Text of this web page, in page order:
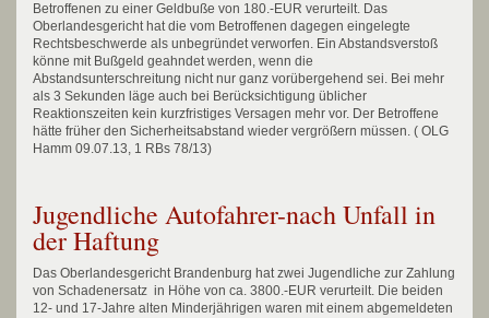
Betroffenen zu einer Geldbuße von 180.-EUR verurteilt. Das
Oberlandesgericht hat die vom Betroffenen dagegen eingelegte
Rechtsbeschwerde als unbegründet verworfen. Ein Abstandsverstoß
könne mit Bußgeld geahndet werden, wenn die
Abstandsunterschreitung nicht nur ganz vorübergehend sei. Bei mehr
als 3 Sekunden läge auch bei Berücksichtigung üblicher
Reaktionszeiten kein kurzfristiges Versagen mehr vor. Der Betroffene
hätte früher den Sicherheitsabstand wieder vergrößern müssen. ( OLG
Hamm 09.07.13, 1 RBs 78/13)
Jugendliche Autofahrer-nach Unfall in
der Haftung
Das Oberlandesgericht Brandenburg hat zwei Jugendliche zur Zahlung
von Schadenersatz in Höhe von ca. 3800.-EUR verurteilt. Die beiden
12- und 17-Jahre alten Minderjährigen waren mit einem abgemeldeten